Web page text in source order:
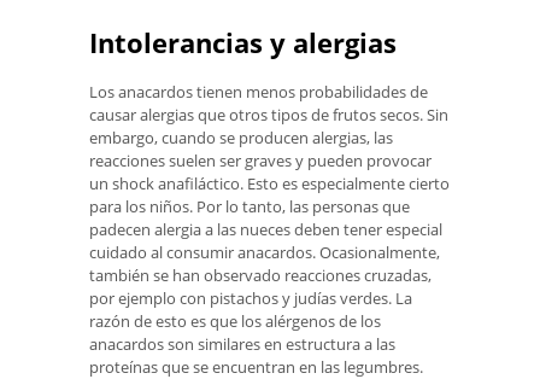
Intolerancias y alergias
Los anacardos tienen menos probabilidades de
causar alergias que otros tipos de frutos secos. Sin
embargo, cuando se producen alergias, las
reacciones suelen ser graves y pueden provocar
un shock anafiláctico. Esto es especialmente cierto
para los niños. Por lo tanto, las personas que
padecen alergia a las nueces deben tener especial
cuidado al consumir anacardos. Ocasionalmente,
también se han observado reacciones cruzadas,
por ejemplo con pistachos y judías verdes. La
razón de esto es que los alérgenos de los
anacardos son similares en estructura a las
proteínas que se encuentran en las legumbres.